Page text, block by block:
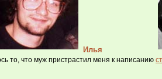
Илья
то, что муж пристрастил меня к написанию